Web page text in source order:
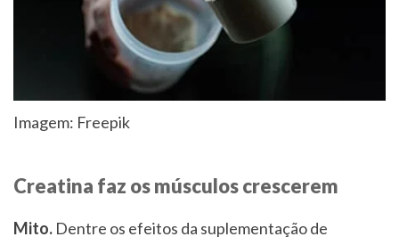
Imagem: Freepik
Creatina faz os músculos crescerem
Mito. Dentre os efeitos da suplementação de